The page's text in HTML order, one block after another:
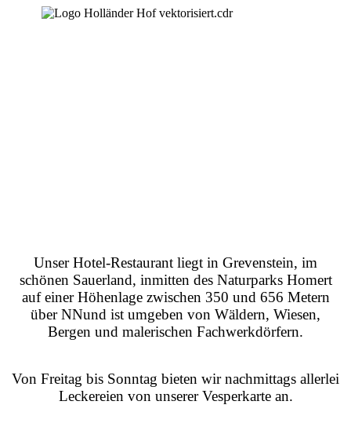
Unser Hotel-Restaurant liegt in Grevenstein, im
schönen Sauerland, inmitten des Naturparks Homert
auf einer Höhenlage zwischen 350 und 656 Metern
über NNund ist umgeben von Wäldern, Wiesen,
Bergen und malerischen Fachwerkdörfern.
Von Freitag bis Sonntag bieten wir nachmittags allerlei
Leckereien von unserer Vesperkarte an.